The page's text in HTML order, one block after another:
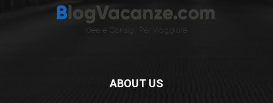
ABOUT US